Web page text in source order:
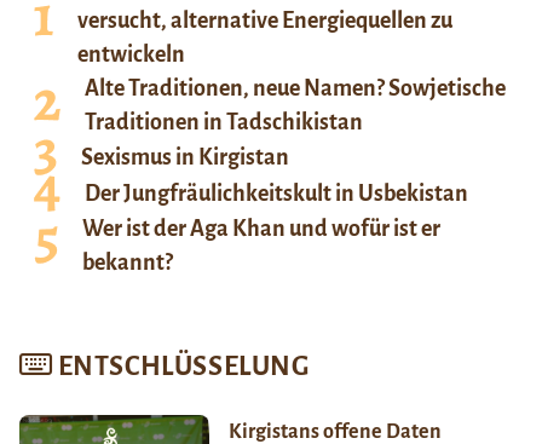
versucht, alternative Energiequellen zu
entwickeln
Alte Traditionen, neue Namen? Sowjetische
Traditionen in Tadschikistan
Sexismus in Kirgistan
Der Jungfräulichkeitskult in Usbekistan
Wer ist der Aga Khan und wofür ist er
bekannt?
ENTSCHLÜSSELUNG
Kirgistans offene Daten